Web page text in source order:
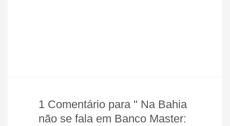
1 Comentário para " Na Bahia
não se fala em Banco Master: